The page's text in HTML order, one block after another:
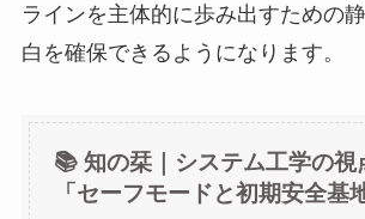
ラインを主体的に歩み出すための
白を確保できるようになります。
📚 知の栞｜システム工学の視
「セーフモードと初期安全基